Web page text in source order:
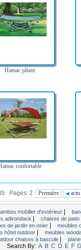
Hamac pliant
confortable
Pages: 2 Première actu
mobilier d'extérieur
adirondack
chaises de
de jardin en osier
meubles
hôtel outdoor
meubles
chaises à bascule
Search By: A B C D E F G